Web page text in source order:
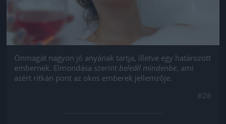
Önmagát nagyon jó anyának tartja, illetve egy határozott
embernek. Elmondása szerint beleáll mindenbe, ami
azért ritkán pont az okos emberek jellemzője.